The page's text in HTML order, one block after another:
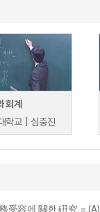
회계
학교 | 심충진
務受容에 關한 硏究